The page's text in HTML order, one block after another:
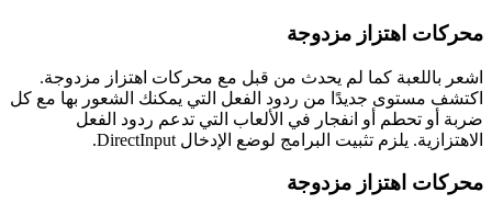
محركات اهتزاز مزدوجة
اشعر باللعبة كما لم يحدث من قبل مع محركات اهتزاز مزدوجة.
اكتشف مستوى جديدًا من ردود الفعل التي يمكنك الشعور بها مع كل
ضربة أو تحطم أو انفجار في الألعاب التي تدعم ردود الفعل
الاهتزازية. يلزم تثبيت البرامج لوضع الإدخال DirectInput.
محركات اهتزاز مزدوجة